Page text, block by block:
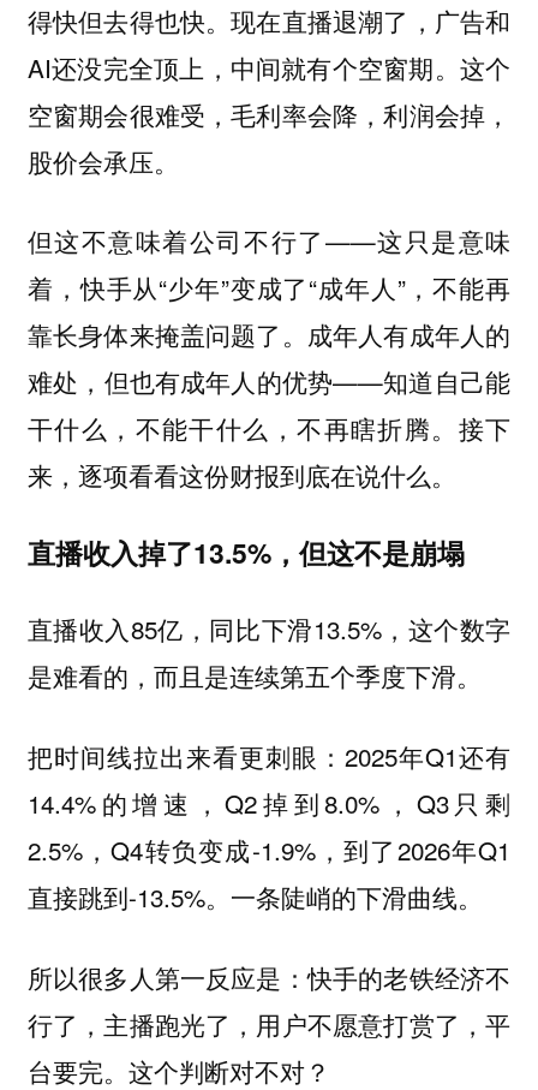
得快但去得也快。现在直播退潮了，广告和
AI还没完全顶上，中间就有个空窗期。这个
空窗期会很难受，毛利率会降，利润会掉，
股价会承压。
但这不意味着公司不行了——这只是意味
着，快手从“少年”变成了“成年人”，不能再
靠长身体来掩盖问题了。成年人有成年人的
难处，但也有成年人的优势——知道自己能
干什么，不能干什么，不再瞎折腾。接下
来，逐项看看这份财报到底在说什么。
直播收入掉了13.5%，但这不是崩塌
直播收入85亿，同比下滑13.5%，这个数字
是难看的，而且是连续第五个季度下滑。
把时间线拉出来看更刺眼：2025年Q1还有
14.4%的增速，Q2掉到8.0%，Q3只剩
2.5%，Q4转负变成-1.9%，到了2026年Q1
直接跳到-13.5%。一条陡峭的下滑曲线。
所以很多人第一反应是：快手的老铁经济不
行了，主播跑光了，用户不愿意打赏了，平
台要完。这个判断对不对？